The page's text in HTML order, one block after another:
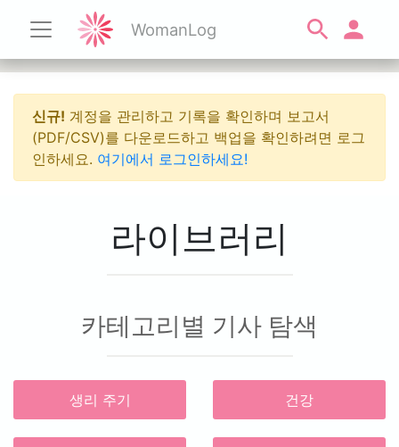
WomanLog
신규! 계정을 관리하고 기록을 확인하며 보고서
(PDF/CSV)를 다운로드하고 백업을 확인하려면 로그
인하세요. 여기에서 로그인하세요!
라이브러리
카테고리별 기사 탐색
생리 주기 건강